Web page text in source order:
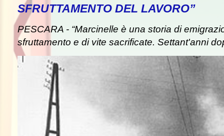
SFRUTTAMENTO DEL LAVORO”
PESCARA - “Marcinelle è una storia di
sfruttamento e di vite sacrificate. Settant'anni